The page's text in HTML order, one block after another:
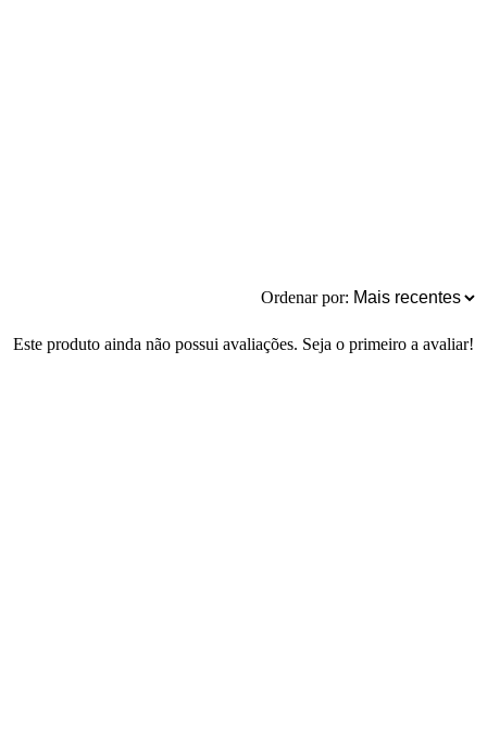
Ordenar por:
Este produto ainda não possui avaliações. Seja o primeiro a avaliar!